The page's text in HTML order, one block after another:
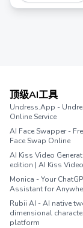
顶级AI工具
Undress.App -
Online Service
AI Face Swapper -
Face Swap Online
AI Kiss Video
edition | AI Kiss
Monica - Your
Assistant for
Rubii AI - AI native
dimensional
platform